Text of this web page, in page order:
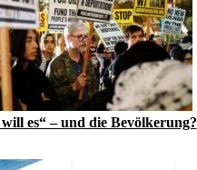
es“ – und die Bevölkerung?